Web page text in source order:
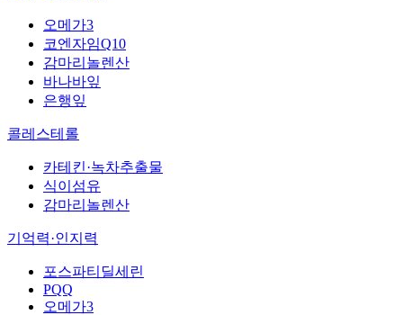
오메가3
코엔자임Q10
감마리놀렌산
바나바잎
은행잎
콜레스테롤
카테킨·녹차추출물
식이섬유
감마리놀렌산
기억력·인지력
포스파티딜세린
PQQ
오메가3